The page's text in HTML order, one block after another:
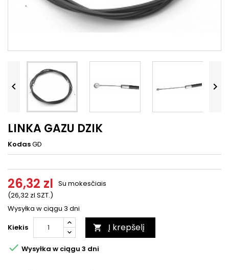
 
 
LINKA GAZU DZIK
KodasGD
26,32 zl
(26,32 zl SZT.)
Su mokesčiais
Wysyłka w ciągu 3 dni
Kiekis
 Į krepšelį
 Wysyłka w ciągu 3 dni